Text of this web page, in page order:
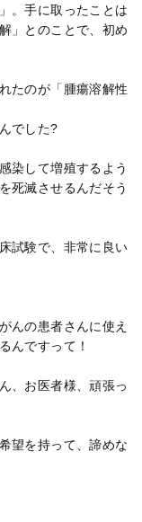
。手に取ったことは
」とのことで、初め
たのが「腫瘍溶解性
でした?
染して増殖するよう
死滅させるんだそう
試験で、非常に良い
んの患者さんに使え
んですって！
、お医者様、頑張っ
望を持って、諦めな